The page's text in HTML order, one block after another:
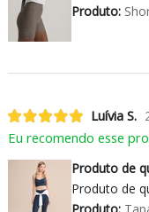
Produto:
Luívia S.
Eu recomendo esse
Produto de
Produto de